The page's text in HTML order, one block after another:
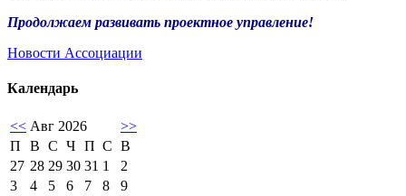
Продолжаем развивать проектное управление!
Новости Ассоциации
Календарь
<< Авг 2026
>>
П
В С Ч П С В
27 28 29 30 31 1
2
3
4 5 6 7 8 9